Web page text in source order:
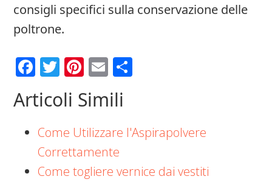
consigli specifici sulla conservazione delle
poltrone.
Facebook
Twitter
Pinterest
Email
Articoli Simili
Come Utilizzare l'Aspirapolvere
Correttamente
Come togliere vernice dai vestiti